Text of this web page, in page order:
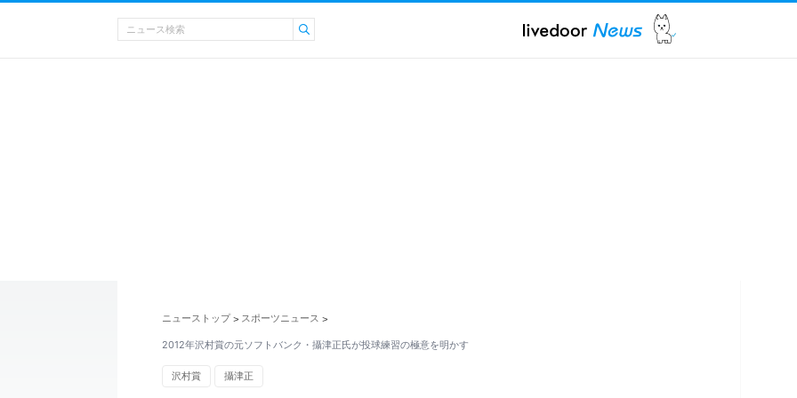
ニューストップ > スポーツニュース >
2012年沢村賞の元ソフトバンク・攝津正氏が投球練習の極意を明かす
沢村賞 攝津正